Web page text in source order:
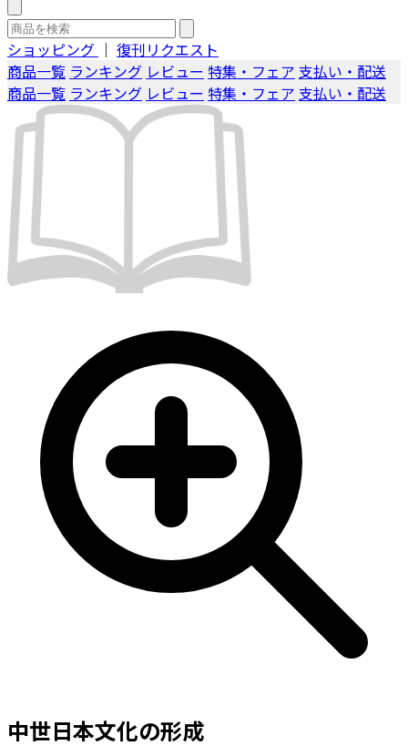
ショッピング ｜ 復刊リクエスト
商品一覧 ランキング レビュー 特集・フェア 支払い・配送
商品一覧 ランキング レビュー 特集・フェア 支払い・配送
中世日本文化の形成